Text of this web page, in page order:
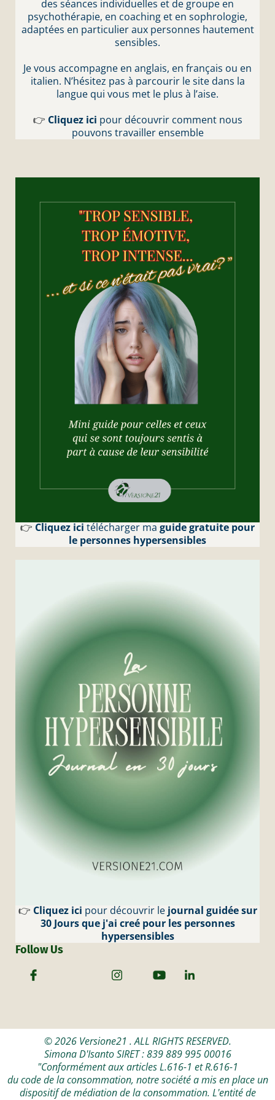
des séances individuelles et de groupe en
psychothérapie, en coaching et en sophrologie,
adaptées en particulier aux personnes hautement
sensibles.
Je vous accompagne en anglais, en français ou en
italien. N’hésitez pas à parcourir le site dans la
langue qui vous met le plus à l’aise.
👉 Cliquez ici pour découvrir comment nous
pouvons travailler ensemble
👉 Cliquez ici télécharger ma guide gratuite pour
le personnes hypersensibles
👉 Cliquez ici pour découvrir le journal guidée sur
30 Jours que j'ai creé pour les personnes
hypersensibles
Follow Us
© 2026 Versione21 . ALL RIGHTS RESERVED.
Simona D'Isanto SIRET : 839 889 995 00016
"Conformément aux articles L.616-1 et R.616-1
du code de la consommation, notre société a mis en place un
dispositif de médiation de la consommation. L'entité de